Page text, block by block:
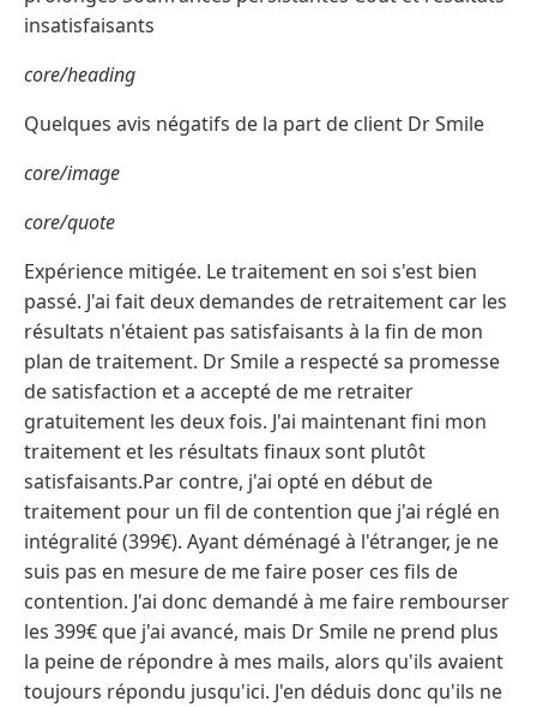
insatisfaisants
core/heading
Quelques avis négatifs de la part de client Dr Smile
core/image
core/quote
Expérience mitigée. Le traitement en soi s'est bien
passé. J'ai fait deux demandes de retraitement car les
résultats n'étaient pas satisfaisants à la fin de mon
plan de traitement. Dr Smile a respecté sa promesse
de satisfaction et a accepté de me retraiter
gratuitement les deux fois. J'ai maintenant fini mon
traitement et les résultats finaux sont plutôt
satisfaisants.Par contre, j'ai opté en début de
traitement pour un fil de contention que j'ai réglé en
intégralité (399€). Ayant déménagé à l'étranger, je ne
suis pas en mesure de me faire poser ces fils de
contention. J'ai donc demandé à me faire rembourser
les 399€ que j'ai avancé, mais Dr Smile ne prend plus
la peine de répondre à mes mails, alors qu'ils avaient
toujours répondu jusqu'ici. J'en déduis donc qu'ils ne